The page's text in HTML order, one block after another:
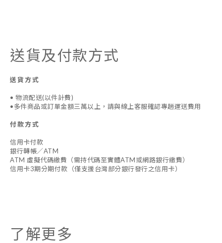
送貨及付款方式
送貨方式
• 物流配送(以件計費)
•多件商品或訂單金額三萬以上，請與線上客服確認專趟運送費用
付款方式
信用卡付款
銀行轉帳／ATM
ATM 虛擬代碼繳費（需持代碼至實體ATM或網路銀行繳費）
信用卡3期分期付款（僅支援台灣部分銀行發行之信用卡）
了解更多